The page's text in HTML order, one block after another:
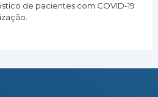
de pacientes com COVID-19